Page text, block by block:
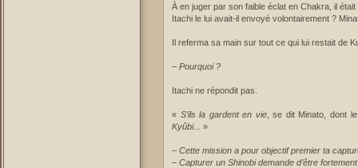
À en juger par son faible éclat en Chakra, il
Itachi le lui avait-il envoyé volontairement ?
Il referma sa main sur tout ce qui lui restait de
– Pourquoi ?
Itachi ne répondit pas.
« S’ils la gardent en vie, se dit Minato, dont
Kyûbi...
»
– Cette mission a pour objectif premier ta
– Capturer un Shinobi demande d’être